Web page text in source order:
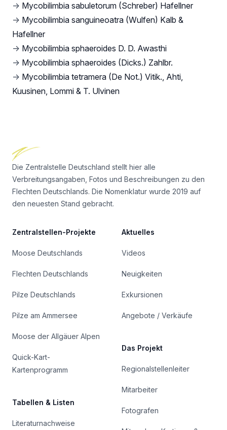
→ Mycobilimbia sabuletorum (Schreber) Hafellner
→ Mycobilimbia sanguineoatra (Wulfen) Kalb &
Hafellner
→ Mycobilimbia sphaeroides D. D. Awasthi
→ Mycobilimbia sphaeroides (Dicks.) Zahlbr.
→ Mycobilimbia tetramera (De Not.) Vitik., Ahti,
Kuusinen, Lommi & T. Ulvinen
Die Zentralstelle Deutschland stellt hier alle
Verbreitungsangaben, Fotos und Beschreibungen zu den
Flechten Deutschlands. Die Nomenklatur wurde 2019 auf
den neuesten Stand gebracht.
Zentralstellen-Projekte
Moose Deutschlands
Flechten Deutschlands
Pilze Deutschlands
Pilze am Ammersee
Moose der Allgäuer Alpen
Quick-Kart-
Kartenprogramm
Tabellen & Listen
Literaturnachweise
Aktuelles
Videos
Neuigkeiten
Exkursionen
Angebote / Verkäufe
Das Projekt
Regionalstellenleiter
Mitarbeiter
Fotografen